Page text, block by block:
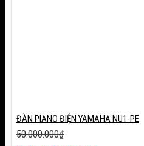
ĐÀN PIANO ĐIỆN YAMAHA NU1-PE
50.000.000₫